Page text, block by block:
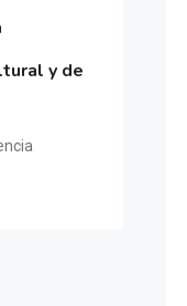
y de